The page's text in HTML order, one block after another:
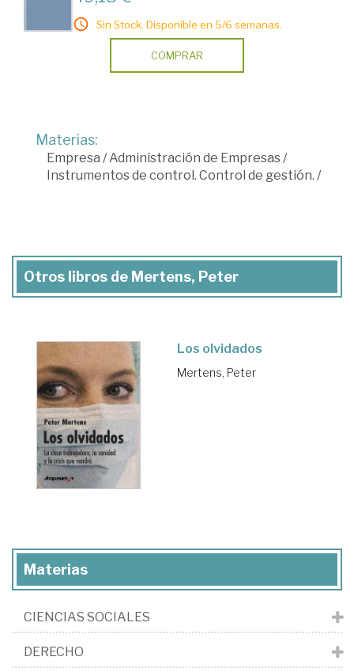
Sin Stock. Disponible en 5/6 semanas.
COMPRAR
Materias:
Empresa /Administración de Empresas/
Instrumentos de control. Control de gestión. /
Otros libros de Mertens, Peter
Los olvidados
Mertens, Peter
Materias
CIENCIAS SOCIALES
DERECHO